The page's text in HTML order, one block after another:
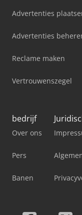
Advertenties
Advertenties
Reclame maken
Vertrouwenszegel
bedrijf
Over ons
Pers
Banen